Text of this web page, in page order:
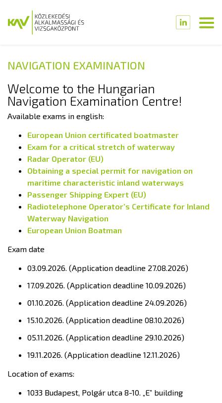
NAVIGATION EXAMINATION
Welcome to the Hungarian
Navigation Examination Centre!
Available exams in english:
European Union certificated boatmaster
Exam for a critical stretch of waterway
Radar Operator (EU)
Obtaining a special permit for navigation on
maritime characteristic inland waterways
Passenger Shipping Expert (EU)
Radiotelephone Operator’s Certificate for Inland
Waterway Navigation
European Union Boatman
Exam date
03.09.2026. (Application deadline 27.08.2026)
17.09.2026. (Application deadline 10.09.2026)
01.10.2026. (Application deadline 24.09.2026)
15.10.2026. (Application deadline 08.10.2026)
05.11.2026. (Application deadline 29.10.2026)
19.11.2026. (Application deadline 12.11.2026)
Location of exams:
1033 Budapest, Polgár utca 8-10. „E” building